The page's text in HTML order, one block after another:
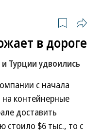
в дороге
Турции удвоились
с начала
контейнерные
доставить
стоило $6 тыс., то с